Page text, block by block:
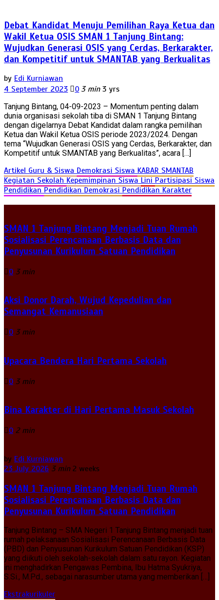
Debat Kandidat Menuju Pemilihan Raya Ketua dan
Wakil Ketua OSIS SMAN 1 Tanjung Bintang:
Wujudkan Generasi OSIS yang Cerdas, Berkarakter,
dan Kompetitif untuk SMANTAB yang Berkualitas
by Edi Kurniawan
4 September 2023
0 3 min 3 yrs
Tanjung Bintang, 04-09-2023 – Momentum penting dalam
dunia organisasi sekolah tiba di SMAN 1 Tanjung Bintang
dengan digelarnya Debat Kandidat dalam rangka pemilihan
Ketua dan Wakil Ketua OSIS periode 2023/2024. Dengan
tema “Wujudkan Generasi OSIS yang Cerdas, Berkarakter, dan
Kompetitif untuk SMANTAB yang Berkualitas”, acara […]
Artikel Guru & Siswa Demokrasi Siswa KABAR SMANTAB
Kegiatan Sekolah Kepemimpinan Siswa Lini Partisipasi Siswa
Pendidikan Pendidikan Demokrasi Pendidikan Karakter
SMAN 1 Tanjung Bintang Menjadi Tuan Rumah
Sosialisasi Perencanaan Berbasis Data dan
Penyusunan Kurikulum Satuan Pendidikan
0 3 min
Aksi Donor Darah, Wujud Kepedulian dan
Semangat Kemanusiaan
0 3 min
Upacara Bendera Hari Pertama Sekolah
0 3 min
Bina Karakter di Hari Pertama Masuk Sekolah
0 2 min
by Edi Kurniawan
23 July 2026 3 min 2 weeks
SMAN 1 Tanjung Bintang Menjadi Tuan Rumah
Sosialisasi Perencanaan Berbasis Data dan
Penyusunan Kurikulum Satuan Pendidikan
Tanjung Bintang – SMA Negeri 1 Tanjung Bintang menjadi tuan
rumah pelaksanaan Sosialisasi Perencanaan Berbasis Data
(PBD) dan Penyusunan Kurikulum Satuan Pendidikan (KSP)
yang diikuti oleh sekolah-sekolah dalam satu rayon. Kegiatan
ini menghadirkan Pengawas Pembina, Ibu Hatma Syukriya,
S.Si., M.Pd., sebagai narasumber utama yang memberikan […]
Ekstrakurikuler